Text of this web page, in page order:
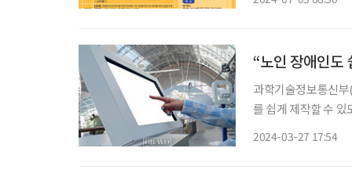
“노인 장애인도
과학기술정보통신
를 쉽게 제작할 수 있
2024-03-27 17:54